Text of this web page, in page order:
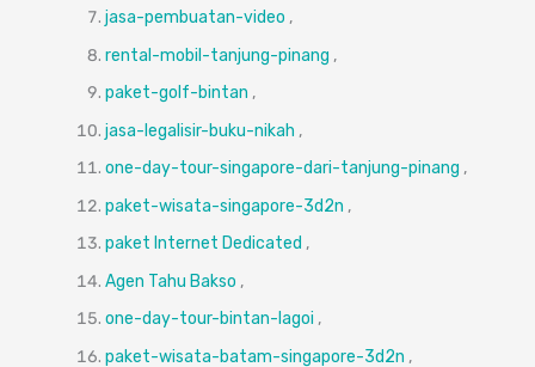
jasa-pembuatan-video ,
rental-mobil-tanjung-pinang ,
paket-golf-bintan ,
jasa-legalisir-buku-nikah ,
one-day-tour-singapore-dari-tanjung-pinang ,
paket-wisata-singapore-3d2n ,
paket Internet Dedicated ,
Agen Tahu Bakso ,
one-day-tour-bintan-lagoi ,
paket-wisata-batam-singapore-3d2n ,